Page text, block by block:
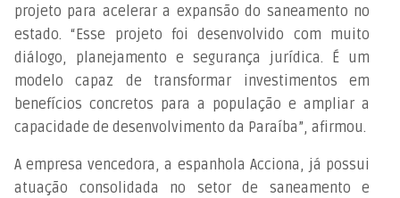
projeto para acelerar a expansão do saneamento no
estado. “Esse projeto foi desenvolvido com muito
diálogo, planejamento e segurança jurídica. É um
modelo capaz de transformar investimentos em
benefícios concretos para a população e ampliar a
capacidade de desenvolvimento da Paraíba”, afirmou.
A empresa vencedora, a espanhola Acciona, já possui
atuação consolidada no setor de saneamento e